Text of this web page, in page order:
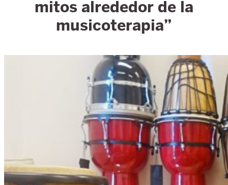
mitos alrededor de la
musicoterapia”